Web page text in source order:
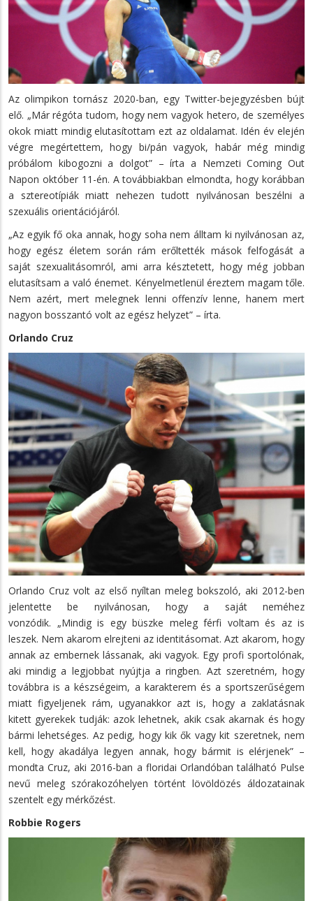
Az olimpikon tornász 2020-ban, egy Twitter-bejegyzésben bújt
elő. „Már régóta tudom, hogy nem vagyok hetero, de személyes
okok miatt mindig elutasítottam ezt az oldalamat. Idén év elején
végre megértettem, hogy bi/pán vagyok, habár még mindig
próbálom kibogozni a dolgot” – írta a Nemzeti Coming Out
Napon október 11-én. A továbbiakban elmondta, hogy korábban
a sztereotípiák miatt nehezen tudott nyilvánosan beszélni a
szexuális orientációjáról.
„Az egyik fő oka annak, hogy soha nem álltam ki nyilvánosan az,
hogy egész életem során rám erőltették mások felfogását a
saját szexualitásomról, ami arra késztetett, hogy még jobban
elutasítsam a való énemet. Kényelmetlenül éreztem magam tőle.
Nem azért, mert melegnek lenni offenzív lenne, hanem mert
nagyon bosszantó volt az egész helyzet” – írta.
Orlando Cruz
Orlando Cruz volt az első nyíltan meleg bokszoló, aki 2012-ben
jelentette be nyilvánosan, hogy a saját neméhez
vonzódik. „Mindig is egy büszke meleg férfi voltam és az is
leszek. Nem akarom elrejteni az identitásomat. Azt akarom, hogy
annak az embernek lássanak, aki vagyok. Egy profi sportolónak,
aki mindig a legjobbat nyújtja a ringben. Azt szeretném, hogy
továbbra is a készségeim, a karakterem és a sportszerűségem
miatt figyeljenek rám, ugyanakkor azt is, hogy a zaklatásnak
kitett gyerekek tudják: azok lehetnek, akik csak akarnak és hogy
bármi lehetséges. Az pedig, hogy kik ők vagy kit szeretnek, nem
kell, hogy akadálya legyen annak, hogy bármit is elérjenek” –
mondta Cruz, aki 2016-ban a floridai Orlandóban található Pulse
nevű meleg szórakozóhelyen történt lövöldözés áldozatainak
szentelt egy mérkőzést.
Robbie Rogers